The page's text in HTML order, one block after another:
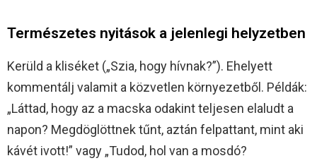
Természetes nyitások a jelenlegi helyzetben
Kerüld a kliséket („Szia, hogy hívnak?”). Ehelyett
kommentálj valamit a közvetlen környezetből. Példák:
„Láttad, hogy az a macska odakint teljesen elaludt a
napon? Megdöglöttnek tűnt, aztán felpattant, mint aki
kávét ivott!” vagy „Tudod, hol van a mosdó?